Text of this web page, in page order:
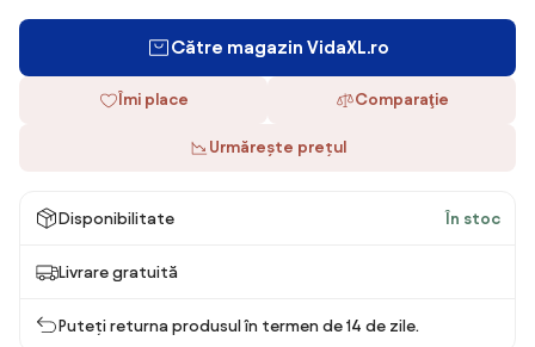
Către magazin VidaXL.ro
Îmi place Comparaţie
Urmărește prețul
Disponibilitate În stoc
Livrare gratuită
Puteți returna produsul în termen de 14 de zile.